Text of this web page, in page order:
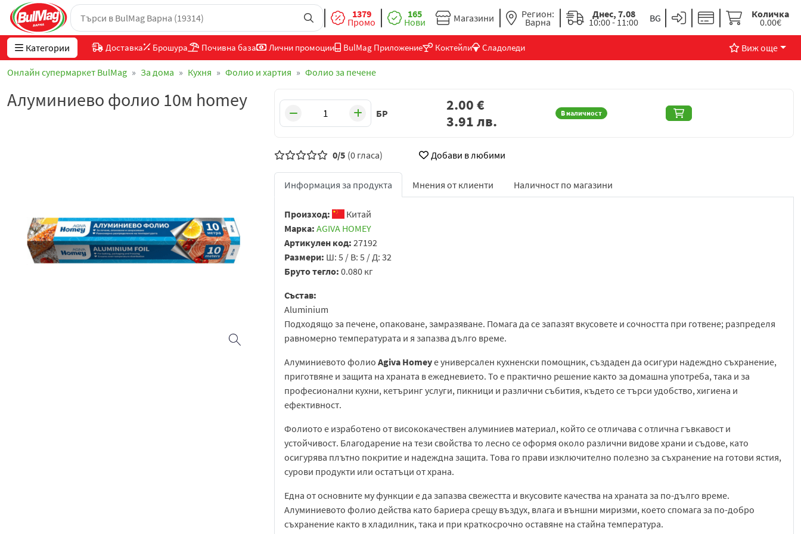
1379
Промо
165
Нови Магазини Регион:
Варна
Днес, 7.08
10:00 - 11:00
Количка
0.00€
Категории Доставка Брошура Почивна база Лични промоции BulMag Приложение Коктейли Сладоледи Виж още
Онлайн супермаркет BulMag За дома Кухня Фолио и хартия Фолио за печене
Алуминиево фолио 10м homey
БР В наличност
2.00€
3.91лв.
0/5 (0 гласа) Добави в любими
Информация за продукта Мнения от клиенти Наличност по магазини
Произход:
Китай
Марка: AGIVA HOMEY
Артикулен код: 27192
Размери: Ш: 5 / В: 5 / Д: 32
Бруто тегло: 0.080 кг
Състав:
Aluminium
Подходящо за печене, опаковане, замразяване. Помага да се запазят вкусовете и сочността при готвене; разпределя
равномерно температурата и я запазва дълго време.
Алуминиевото фолио Agiva Homeyе универсален кухненски помощник, създаден да осигури надеждно съхранение,
приготвяне и защита на храната в ежедневието. То е практично решение както за домашна употреба, така и за
професионални кухни, кетъринг услуги, пикници и различни събития, където се търси удобство, хигиена и
ефективност.
Фолиото е изработено от висококачествен алуминиев материал, който се отличава с отлична гъвкавост и
устойчивост. Благодарение на тези свойства то лесно се оформя около различни видове храни и съдове, като
осигурява плътно покритие и надеждна защита. Това го прави изключително полезно за съхранение на готови ястия,
сурови продукти или остатъци от храна.
Една от основните му функции е да запазва свежестта и вкусовите качества на храната за по-дълго време.
Алуминиевото фолио действа като бариера срещу въздух, влага и външни миризми, което спомага за по-добро
съхранение както в хладилник, така и при краткосрочно оставяне на стайна температура.